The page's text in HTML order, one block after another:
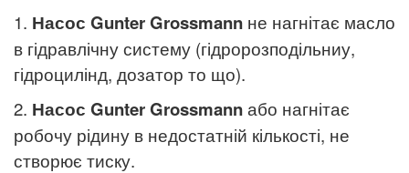
1. Насос Gunter Grossmann не нагнітає масло
в гідравлічну систему (гідророзподільниу,
гідроцилінд, дозатор то що).
2. Насос Gunter Grossmannабо нагнітає
робочу рідину в недостатній кількості, не
створює тиску.